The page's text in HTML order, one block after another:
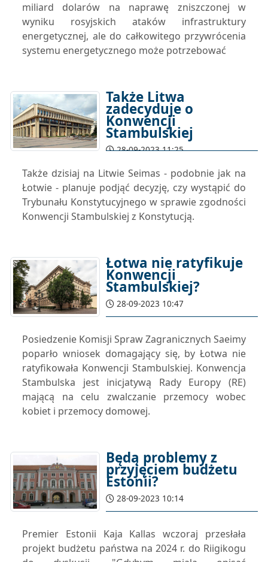
miliard dolarów na naprawę zniszczonej w
wyniku rosyjskich ataków infrastruktury
energetycznej, ale do całkowitego przywrócenia
systemu energetycznego może potrzebować
Także Litwa
zadecyduje o
Konwencji
Stambulskiej
28-09-2023 11:25
Także dzisiaj na Litwie Seimas - podobnie jak na
Łotwie - planuje podjąć decyzję, czy wystąpić do
Trybunału Konstytucyjnego w sprawie zgodności
Konwencji Stambulskiej z Konstytucją.
Łotwa nie ratyfikuje
Konwencji
Stambulskiej?
28-09-2023 10:47
Posiedzenie Komisji Spraw Zagranicznych Saeimy
poparło wniosek domagający się, by Łotwa nie
ratyfikowała Konwencji Stambulskiej. Konwencja
Stambulska jest inicjatywą Rady Europy (RE)
mającą na celu zwalczanie przemocy wobec
kobiet i przemocy domowej.
Będą problemy z
przyjęciem budżetu
Estonii?
28-09-2023 10:14
Premier Estonii Kaja Kallas wczoraj przesłała
projekt budżetu państwa na 2024 r. do Riigikogu